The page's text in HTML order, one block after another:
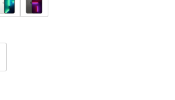
· Máy Cũ Đẹp Như Mới số lượng